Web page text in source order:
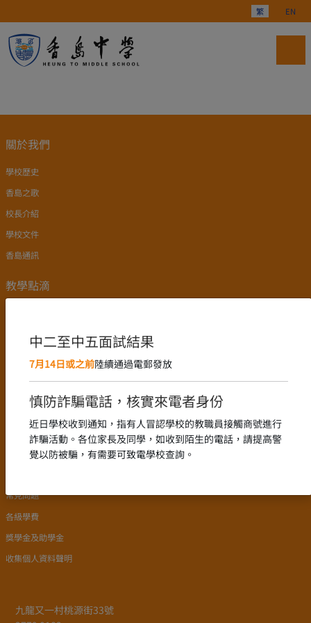
選擇你的語言
繁 EN
中二至中五面試結果
7月14日或之前陸續通過電郵發放
慎防詐騙電話，核實來電者身份
近日學校收到通知，指有人冒認學校的教職員接觸商號進行
詐騙活動。各位家長及同學，如收到陌生的電話，請提高警
覺以防被騙，有需要可致電學校查詢。
九龍又一村桃源街33號
關於我們
學校歷史
香島之歌
校長介紹
學校文件
香島通訊
教學點滴
課程設置
English Language
數學科組
入學申請
常見問題
各級學費
獎學金及助學金
收集個人資料聲明